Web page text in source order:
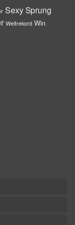
SexySprung
Weltrekord Win